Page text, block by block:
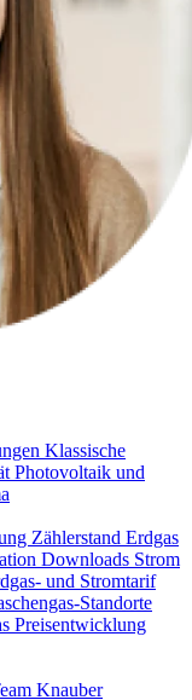
Klassische
Photovoltaik und
Zählerstand Erdgas
Downloads Strom
und Stromtarif
Standorte
Preisentwicklung
Knauber